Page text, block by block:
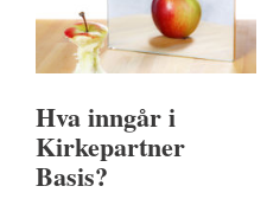
Hva inngår i
Kirkepartner
Basis?